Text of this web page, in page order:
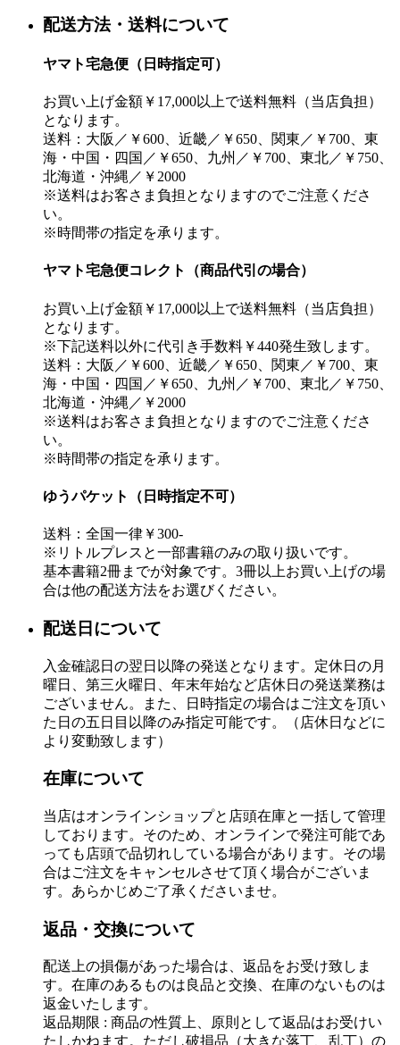
配送方法・送料について
ヤマト宅急便（日時指定可）
お買い上げ金額￥17,000以上で送料無料（当店負担）
となります。
送料：大阪／￥600、近畿／￥650、関東／￥700、東
海・中国・四国／￥650、九州／￥700、東北／￥750、
北海道・沖縄／￥2000
※送料はお客さま負担となりますのでご注意くださ
い。
※時間帯の指定を承ります。
ヤマト宅急便コレクト（商品代引の場合）
お買い上げ金額￥17,000以上で送料無料（当店負担）
となります。
※下記送料以外に代引き手数料￥440発生致します。
送料：大阪／￥600、近畿／￥650、関東／￥700、東
海・中国・四国／￥650、九州／￥700、東北／￥750、
北海道・沖縄／￥2000
※送料はお客さま負担となりますのでご注意くださ
い。
※時間帯の指定を承ります。
ゆうパケット（日時指定不可）
送料：全国一律￥300-
※リトルプレスと一部書籍のみの取り扱いです。
基本書籍2冊までが対象です。3冊以上お買い上げの場
合は他の配送方法をお選びください。
配送日について
入金確認日の翌日以降の発送となります。定休日の月
曜日、第三火曜日、年末年始など店休日の発送業務は
ございません。また、日時指定の場合はご注文を頂い
た日の五日目以降のみ指定可能です。（店休日などに
より変動致します）
在庫について
当店はオンラインショップと店頭在庫と一括して管理
しております。そのため、オンラインで発注可能であ
っても店頭で品切れしている場合があります。その場
合はご注文をキャンセルさせて頂く場合がございま
す。あらかじめご了承くださいませ。
返品・交換について
配送上の損傷があった場合は、返品をお受け致しま
す。在庫のあるものは良品と交換、在庫のないものは
返金いたします。
返品期限 : 商品の性質上、原則として返品はお受けい
たしかねます。ただし破損品（大きな落丁、乱丁）の